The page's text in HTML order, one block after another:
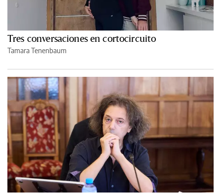
Tres conversaciones en cortocircuito
Tamara Tenenbaum